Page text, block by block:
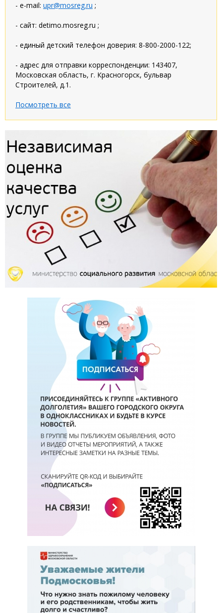
- e-mail: upr@mosreg.ru ;
- сайт: detimo.mosreg.ru ;
- единый детский телефон доверия: 8-800-2000-122;
- адрес для отправки корреспонденции: 143407,
Московская область, г. Красногорск, бульвар
Строителей, д.1.
Посмотреть все